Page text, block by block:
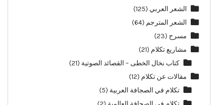
الشعر العربي (125)
الشعر المترجم (64)
مسرح (23)
مشاريع تكلام (21)
كتاب نخال الخطى – القصائد الصوتية (21)
مقالات عن تكلام (12)
تكلام في الصجافة العربية (5)